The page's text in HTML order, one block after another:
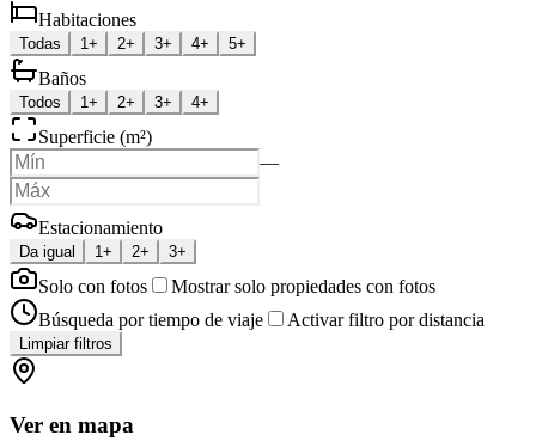
Habitaciones
Todas 1+ 2+ 3+ 4+ 5+
Baños
Todos 1+ 2+ 3+ 4+
Superficie (m²)
—
Estacionamiento
Da igual 1+ 2+ 3+
Solo con fotos
Mostrar solo propiedades con fotos
Búsqueda por tiempo de viaje
Activar filtro por distancia
Limpiar filtros
Ver en mapa